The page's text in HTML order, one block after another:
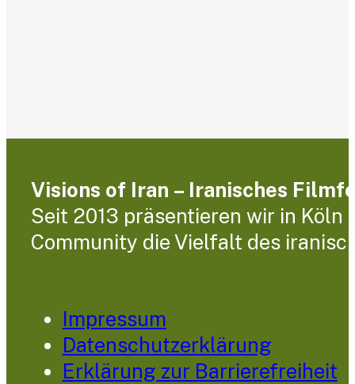
Visions of Iran – Iranisches
Seit 2013 präsentieren wir in Köln
Community die Vielfalt des
Impressum
Datenschutzerklärung
Erklärung zur Barrierefreiheit